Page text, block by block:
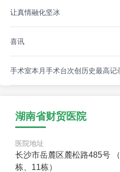
让真情融化坚冰
喜讯
手术室本月手术台次创历史最高记
湖南省财贸医院
医院地址
长沙市岳麓区麓松路485号
栋、11栋）